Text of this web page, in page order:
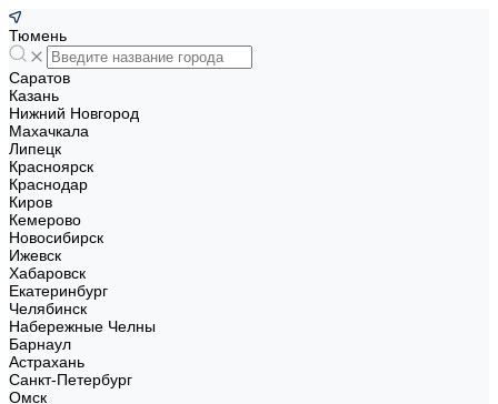
Тюмень
Саратов
Казань
Нижний Новгород
Махачкала
Липецк
Красноярск
Краснодар
Киров
Кемерово
Новосибирск
Ижевск
Хабаровск
Екатеринбург
Челябинск
Набережные Челны
Барнаул
Астрахань
Санкт-Петербург
Омск